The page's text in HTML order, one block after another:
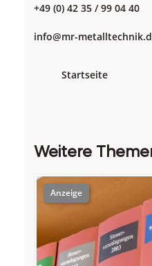
+49 (0) 42 35 / 99 04 40
info@mr-
Startseite
Weitere